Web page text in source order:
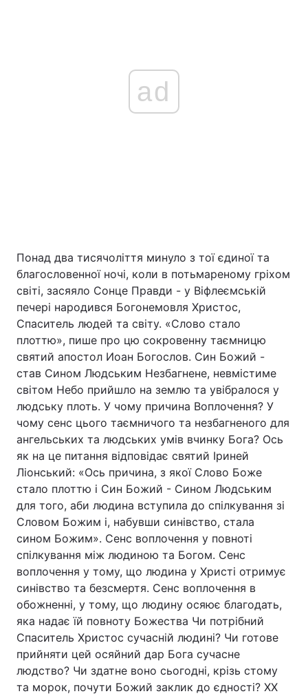
ad
Понад два тисячоліття минуло з тої єдиної та
благословенної ночі, коли в потьмареному гріхом
світі, засяяло Сонце Правди - у Віфлеємській
печері народився Богонемовля Христос,
Спаситель людей та світу. «Слово стало
плоттю», пише про цю сокровенну таємницю
святий апостол Иоан Богослов. Син Божий -
став Сином Людським Незбагнене, невмістиме
світом Небо прийшло на землю та увібралося у
людську плоть. У чому причина Воплочення? У
чому сенс цього таємничого та незбагненого для
ангельських та людських умів вчинку Бога? Ось
як на це питання відповідає святий Іриней
Ліонський: «Ось причина, з якої Слово Боже
стало плоттю і Син Божий - Сином Людським
для того, аби людина вступила до спілкування зі
Словом Божим і, набувши синівство, стала
сином Божим». Сенс воплочення у повноті
спілкування між людиною та Богом. Сенс
воплочення у тому, що людина у Христі отримує
синівство та безсмертя. Сенс воплочення в
обожненні, у тому, що людину осяює благодать,
яка надає їй повноту Божества Чи потрібний
Спаситель Христос сучасній людині? Чи готове
прийняти цей осяйний дар Бога сучасне
людство? Чи здатне воно сьогодні, крізь стому
та морок, почути Божий заклик до єдності? XX